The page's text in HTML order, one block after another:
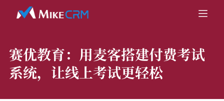
赛优教育： 用麦客搭建付费考试
系统，让线上考试更轻松